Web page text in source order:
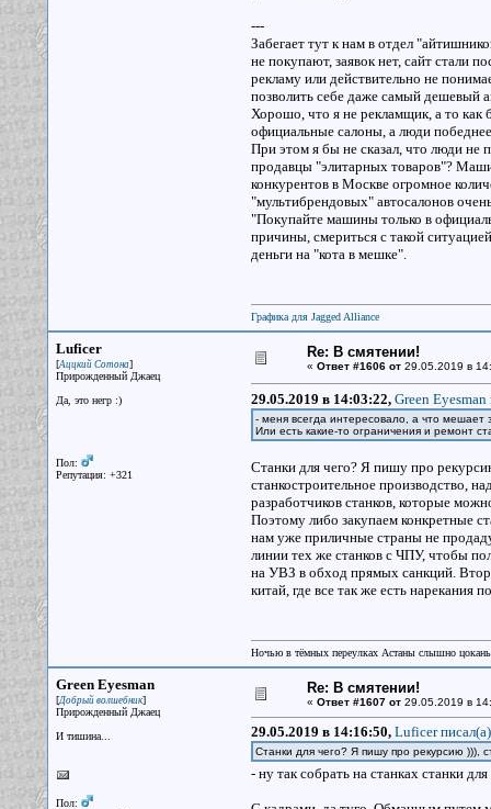
---
Забегает тут к нам в отдел
не покупают, заявок нет, сайт стали
рекламу или действительно не
позволить себе даже самый дешевый
Хорошо, что я не рекламщик, а то
официальные салоны, а люди
При этом я бы не сказал, что люди
продавцы "элитарных товаров"?
конкурентов в Москве огромное
"мультибрендовых" автосалонов
"Покупайте машины только в
причины, смериться с такой
деньги на "кота в мешке".
Графика для Jagged Alliance
Luficer
[Аццкий Сотона]
Прирожденный Джаец
Да, это негр :)
Пол:
Репутация: +321
Re: В смятении!
« Ответ #1606 от29.05.2019 в
29.05.2019 в 14:03:22, Green Eyesman
- меня всегда интересовало, а что мешает
Или есть какие-то ограничения и ремонт
Станки для чего? Я пишу про
станкостроительное производство,
разработчиков станков, которые
Поэтому либо закупаем конкретные
нам уже приличные страны не
линии тех же станков с ЧПУ, чтобы
на УВЗ в обход прямых санкций.
китай, где все так же есть нарекания
Ночью в тёмных переулках Астаны слышно
Green Eyesman
[Добрый волшебник]
Прирожденный Джаец
И тишина...
Пол:
Re: В смятении!
« Ответ #1607 от29.05.2019 в
29.05.2019 в 14:16:50, Luficer писал(a)
Станки для чего? Я пишу про рекурсию ))),
- ну так собрать на станках станки